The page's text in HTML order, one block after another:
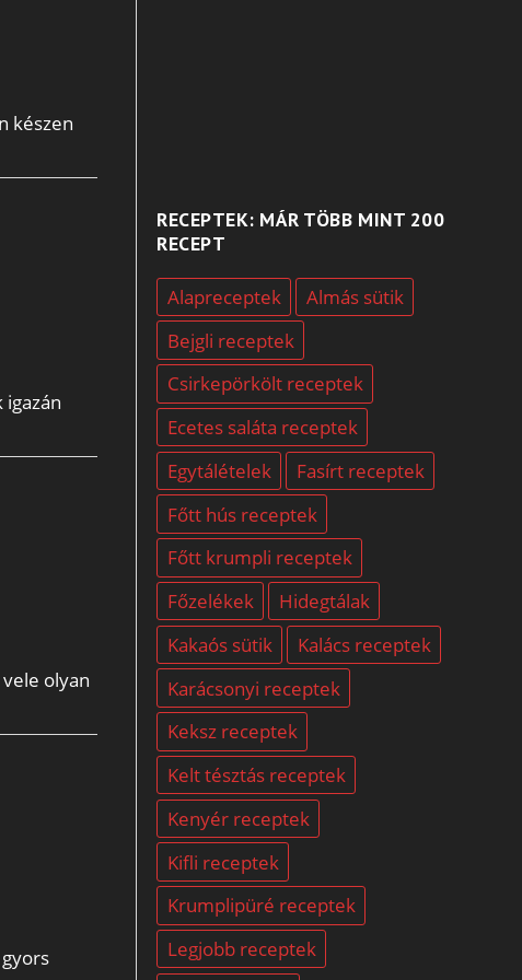
készen
olyan
RECEPTEK: MÁR TÖBB MINT 200
RECEPT
Alapreceptek
Almás sütik
Bejgli receptek
Csirkepörkölt receptek
Ecetes saláta receptek
Egytálételek
Fasírt receptek
Főtt hús receptek
Főtt krumpli receptek
Főzelékek
Hidegtálak
Kakaós sütik
Kalács receptek
Karácsonyi receptek
Keksz receptek
Kelt tésztás receptek
Kenyér receptek
Kifli receptek
Krumplipüré receptek
Legjobb receptek